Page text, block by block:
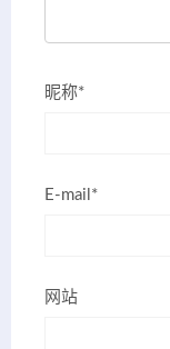
昵称*
E-mail*
网站